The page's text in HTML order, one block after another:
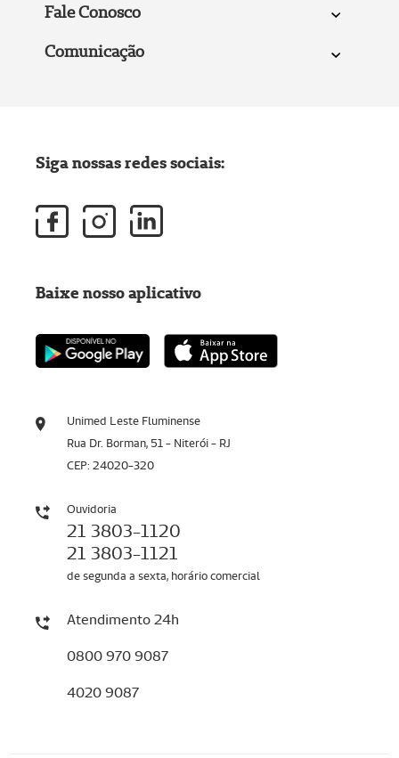
Fale Conosco
Comunicação
Unimed Leste Fluminense
Rua Dr. Borman, 51 - Niterói - RJ
CEP: 24020-320
Ouvidoria
21 3803-1120
21 3803-1121
de segunda a sexta, horário comercial
Atendimento 24h
0800 970 9087
4020 9087
Siga nossas redes sociais:
Baixe nosso aplicativo